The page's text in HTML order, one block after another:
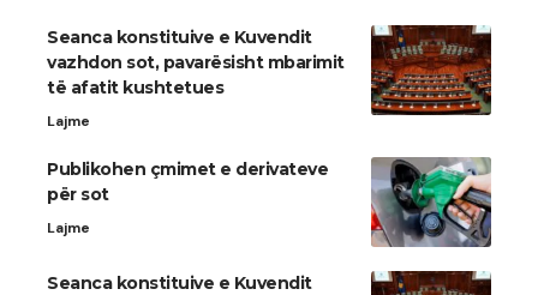
Seanca konstituive e Kuvendit
vazhdon sot, pavarësisht mbarimit
të afatit kushtetues
Lajme
Publikohen çmimet e derivateve
për sot
Lajme
Seanca konstituive e Kuvendit